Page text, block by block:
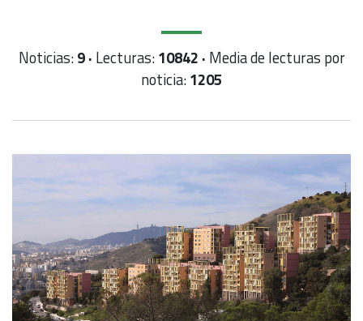
Noticias:9 · Lecturas:10842 · Media de lecturas por
noticia:1205